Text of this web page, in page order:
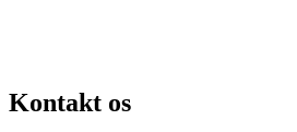
Kontakt os